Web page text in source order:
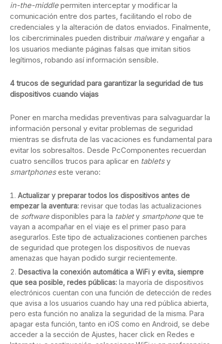
in-the-middlepermiten interceptar y modificar la
comunicación entre dos partes, facilitando el robo de
credenciales y la alteración de datos enviados. Finalmente,
los cibercriminales pueden distribuir malwarey engañar a
los usuarios mediante páginas falsas que imitan sitios
legítimos, robando así información sensible.
4 trucos de seguridad para garantizar la seguridad de tus
dispositivos cuando viajas
Poner en marcha medidas preventivas para salvaguardar la
información personal y evitar problemas de seguridad
mientras se disfruta de las vacaciones es fundamental para
evitar los sobresaltos. Desde PcComponentes recuerdan
cuatro sencillos trucos para aplicar en tabletsy
smartphoneseste verano:
Actualizar y preparar todos los dispositivos antes de
empezar la aventura: revisar que todas las actualizaciones
de softwaredisponibles para la tablety smartphoneque te
vayan a acompañar en el viaje es el primer paso para
asegurarlos. Este tipo de actualizaciones contienen parches
de seguridad que protegen los dispositivos de nuevas
amenazas que hayan podido surgir recientemente.
Desactiva la conexión automática a WiFi y evita, siempre
que sea posible, redes públicas: la mayoría de dispositivos
electrónicos cuentan con una función de detección de redes
que avisa a los usuarios cuando hay una red pública abierta,
pero esta función no analiza la seguridad de la misma. Para
apagar esta función, tanto en iOS como en Android, se debe
acceder a la sección de Ajustes, hacer click en Redes e